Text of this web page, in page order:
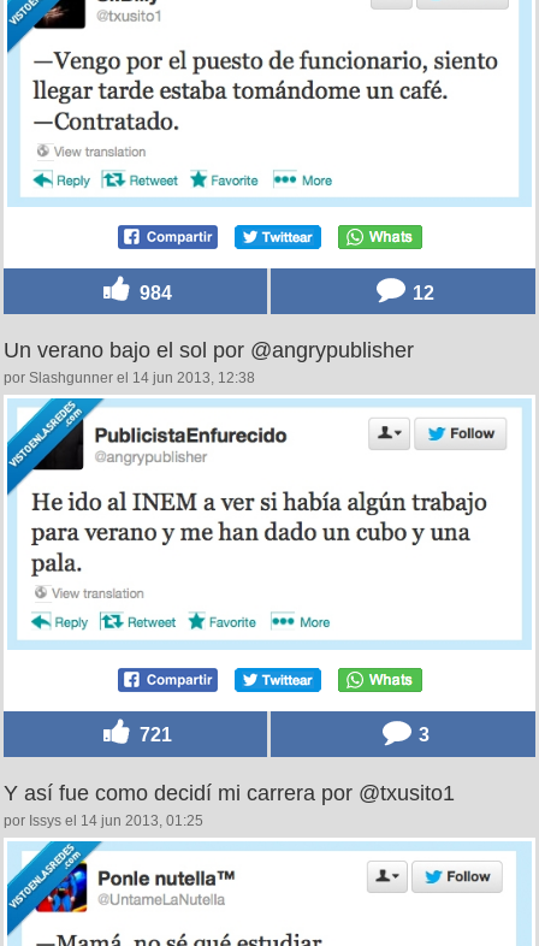
984 12
Un verano bajo el sol por @angrypublisher
por Slashgunner el 14 jun 2013, 12:38
721 3
Y así fue como decidí mi carrera por @txusito1
por Issys el 14 jun 2013, 01:25